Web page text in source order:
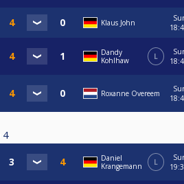
Klaus John
Dandy
Kohlhaw
L
Roxanne Overeem
4
Daniel
Krangemann
L